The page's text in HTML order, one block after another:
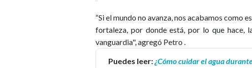
“Si el mundo no avanza, nos acabamos como
fortaleza, por donde está, por lo que hace,
vanguardia", agregó Petro .
Puedes leer:¿Cómo cuidar el agua